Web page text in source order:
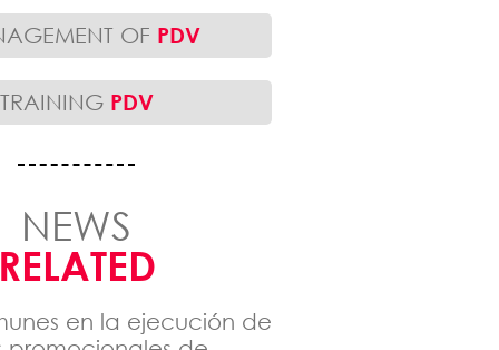
OF PDV
TRAINING PDV
NEWS
en la ejecución de